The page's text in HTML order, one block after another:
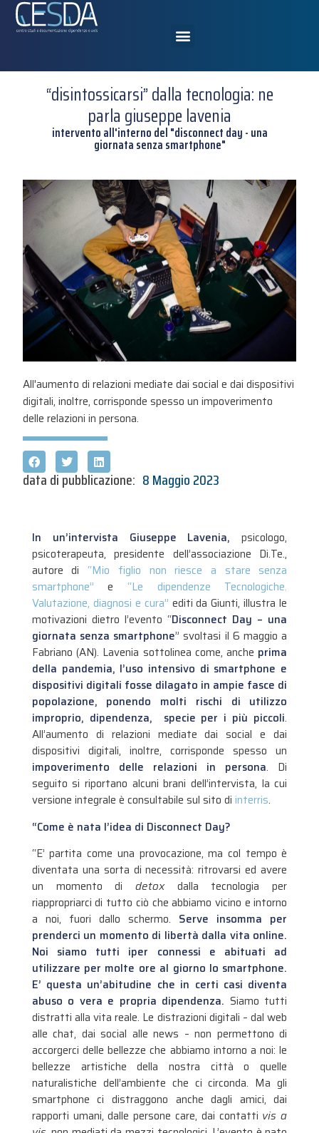
“disintossicarsi” dalla tecnologia: ne
parla giuseppe lavenia
intervento all'interno del "disconnect day - una
giornata senza smartphone"
All'aumento di relazioni mediate dai social e dai dispositivi
digitali, inoltre, corrisponde spesso un impoverimento
delle relazioni in persona.
data di pubblicazione: 8 Maggio 2023
In un’intervista Giuseppe Lavenia, psicologo,
psicoterapeuta, presidente dell’associazione Di.Te.,
autore di“Mio figlio non riesce a stare senza
smartphone” e “Le dipendenze Tecnologiche.
Valutazione, diagnosi e cura” editi da Giunti, illustra le
motivazioni dietro l’evento “Disconnect Day – una
giornata senza smartphone” svoltasi il 6 maggio a
Fabriano (AN). Lavenia sottolinea come, anche prima
della pandemia, l’uso intensivo di smartphone e
dispositivi digitali fosse dilagato in ampie fasce di
popolazione, ponendo molti rischi di utilizzo
improprio, dipendenza, specie per i più piccoli.
All’aumento di relazioni mediate dai social e dai
dispositivi digitali, inoltre, corrisponde spesso un
impoverimento delle relazioni in persona. Di
seguito si riportano alcuni brani dell’intervista, la cui
versione integrale è consultabile sul sito di interris.
“Come è nata l’idea di Disconnect Day?
“E’ partita come una provocazione, ma col tempo è
diventata una sorta di necessità: ritrovarsi ed avere
un momento di detoxdalla tecnologia per
riappropriarci di tutto ciò che abbiamo vicino e intorno
a noi, fuori dallo schermo. Serve insomma per
prenderci un momento di libertà dalla vita online.
Noi siamo tutti iper connessi e abituati ad
utilizzare per molte ore al giorno lo smartphone.
E’ questa un’abitudine che in certi casi diventa
abuso o vera e propria dipendenza. Siamo tutti
distratti alla vita reale. Le distrazioni digitali – dal web
alle chat, dai social alle news – non permettono di
accorgerci delle bellezze che abbiamo intorno a noi: le
bellezze artistiche della nostra città o quelle
naturalistiche dell’ambiente che ci circonda. Ma gli
smartphone ci distraggono anche dagli amici, dai
rapporti umani, dalle persone care, dai contatti vis a